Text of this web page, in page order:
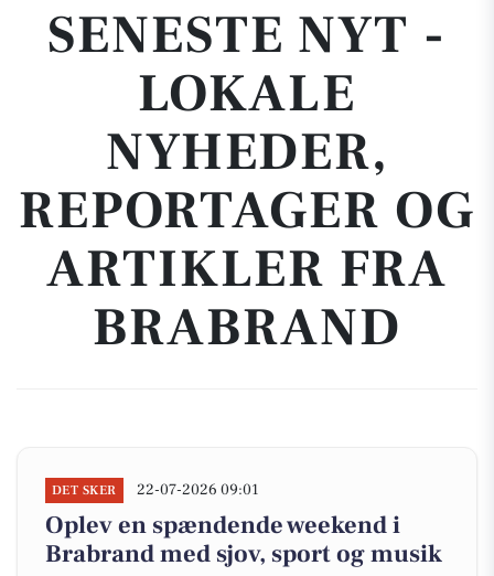
SENESTE NYT -
LOKALE
NYHEDER,
REPORTAGER OG
ARTIKLER FRA
BRABRAND
DET SKER 22-07-2026 09:01
Oplev en spændende weekend i
Brabrand med sjov, sport og musik